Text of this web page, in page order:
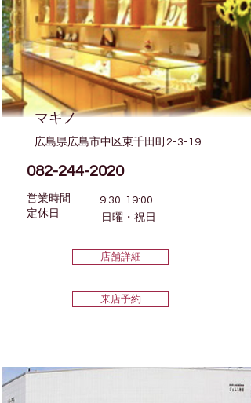
マキノ
広島県広島市中区東千田町2-3-19
082-244-2020
営業時間
​定休日
9:30-19:00
日曜・祝日
店舗詳細
来店予約